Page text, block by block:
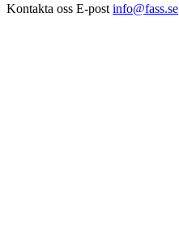
Kontakta oss E-post info@fass.se